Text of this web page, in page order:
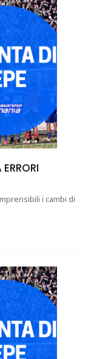
i cambi di